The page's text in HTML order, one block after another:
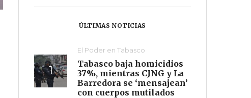
ÚLTIMAS NOTICIAS
El Poder en Tabasco
Tabasco baja homicidios
37%, mientras CJNG y La
Barredora se ‘mensajean’
con cuerpos mutilados